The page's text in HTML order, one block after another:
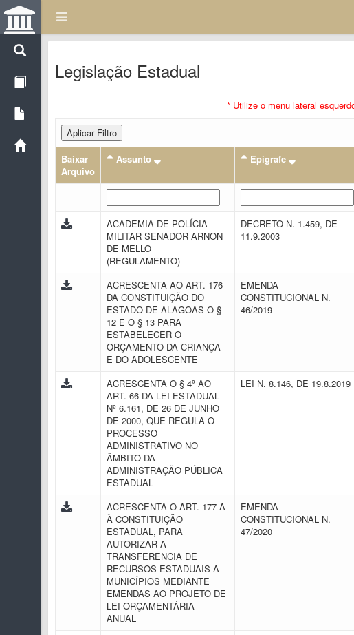
Legislação Estadual
* Utilize o menu lateral
Aplicar Filtro
Baixar
Arquivo
Assunto Epigrafe
ACADEMIA DE POLÍCIA
MILITAR SENADOR ARNON
DE MELLO
(REGULAMENTO)
DECRETO N. 1.459, DE
11.9.2003
ACRESCENTA AO ART. 176
DA CONSTITUIÇÃO DO
ESTADO DE ALAGOAS O §
12 E O § 13 PARA
ESTABELECER O
ORÇAMENTO DA CRIANÇA
E DO ADOLESCENTE
EMENDA
CONSTITUCIONAL N.
46/2019
ACRESCENTA O § 4º AO
ART. 66 DA LEI ESTADUAL
Nº 6.161, DE 26 DE JUNHO
DE 2000, QUE REGULA O
PROCESSO
ADMINISTRATIVO NO
ÂMBITO DA
ADMINISTRAÇÃO PÚBLICA
ESTADUAL
LEI N. 8.146, DE 19.8.2019
ACRESCENTA O ART. 177-A
À CONSTITUIÇÃO
ESTADUAL, PARA
AUTORIZAR A
TRANSFERÊNCIA DE
RECURSOS ESTADUAIS A
MUNICÍPIOS MEDIANTE
EMENDAS AO PROJETO DE
LEI ORÇAMENTÁRIA
ANUAL
EMENDA
CONSTITUCIONAL N.
47/2020